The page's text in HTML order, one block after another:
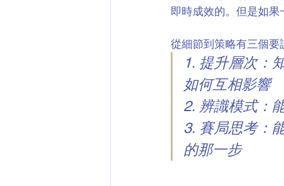
即時成效的。但是如果
從細節到策略有三個要
1. 提升層次：
如何互相影響
2. 辨識模式：
3. 賽局思考：
的那一步